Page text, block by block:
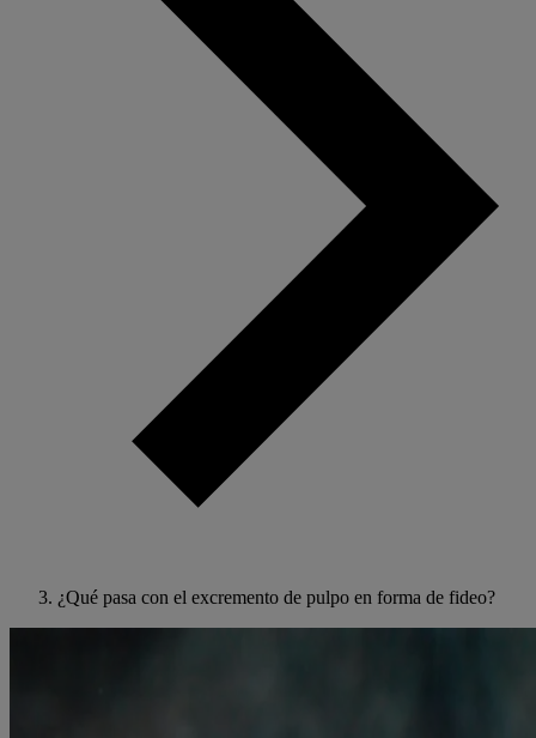
¿Qué pasa con el excremento de pulpo en forma de fideo?